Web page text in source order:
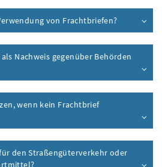
von Frachtbriefen?
Nachweis gegenüber Behörden
wenn kein Frachtbrief
den Straßengüterverkehr oder